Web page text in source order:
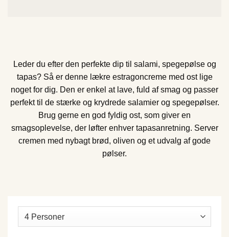
Leder du efter den perfekte dip til salami, spegepølse og
tapas? Så er denne lækre estragoncreme med ost lige
noget for dig. Den er enkel at lave, fuld af smag og passer
perfekt til de stærke og krydrede salamier og spegepølser.
Brug gerne en god fyldig ost, som giver en
smagsoplevelse, der løfter enhver tapasanretning. Server
cremen med nybagt brød, oliven og et udvalg af gode
pølser.